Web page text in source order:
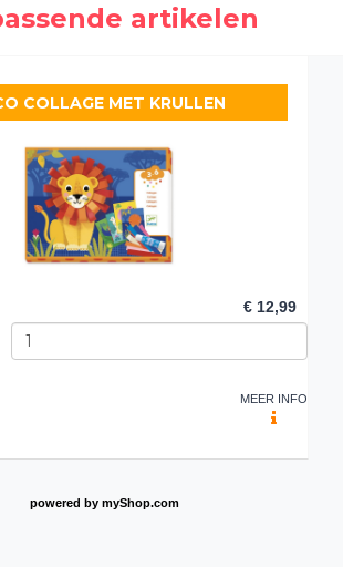
artikelen
COLLAGE MET KRULLEN
€ 12,99
MEER INFO
powered by myShop.com